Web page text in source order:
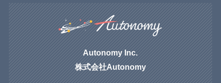
Autonomy Inc.
株式会社Autonomy